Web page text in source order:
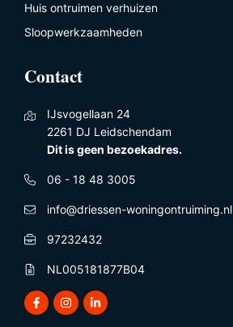
Huis ontruimen verhuizen
Sloopwerkzaamheden
Contact
IJsvogellaan 24
2261 DJ Leidschendam
Dit is geen bezoekadres.
06 - 18 48 3005
info@driessen-woningontruiming.nl
97232432
NL005181877B04